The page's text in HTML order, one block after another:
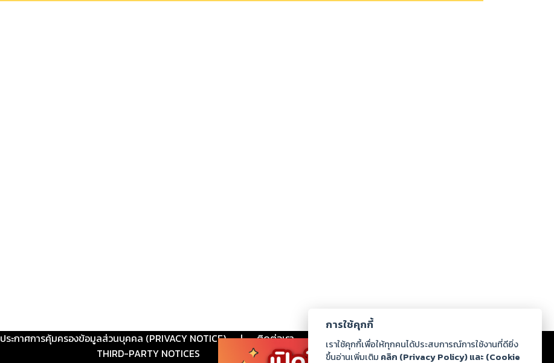
ประกาศการคุ้มครองข้อมูลส่วนบุคคล (PRIVACY NOTICE) | ติดต่อเรา ร่วมงานกับเรา ดาวน์โหลด
THIRD-PARTY NOTICES
การใช้คุกกี้
เราใช้คุกกี้เพื่อให้ทุกคนได้ประสบการณ์การใช้งานที่ดียิ่ง
ขึ้นอ่านเพิ่มเติม คลิก (Privacy Policy) และ (Cookie